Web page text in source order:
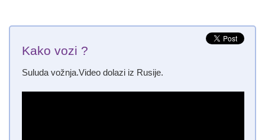
Kako vozi ?
Suluda vožnja.Video dolazi iz Rusije.